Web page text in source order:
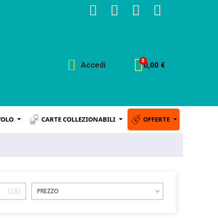
Accedi 0,00 €
CARTE COLLEZIONABILI OFFERTE
28 PREZZO